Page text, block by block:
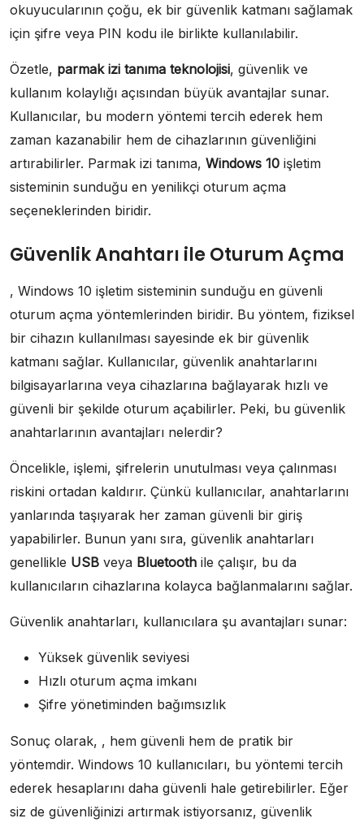
okuyucularının çoğu, ek bir güvenlik katmanı sağlamak
için şifre veya PIN kodu ile birlikte kullanılabilir.
Özetle, parmak izi tanıma teknolojisi, güvenlik ve
kullanım kolaylığı açısından büyük avantajlar sunar.
Kullanıcılar, bu modern yöntemi tercih ederek hem
zaman kazanabilir hem de cihazlarının güvenliğini
artırabilirler. Parmak izi tanıma, Windows 10 işletim
sisteminin sunduğu en yenilikçi oturum açma
seçeneklerinden biridir.
Güvenlik Anahtarı ile Oturum Açma
, Windows 10 işletim sisteminin sunduğu en güvenli
oturum açma yöntemlerinden biridir. Bu yöntem, fiziksel
bir cihazın kullanılması sayesinde ek bir güvenlik
katmanı sağlar. Kullanıcılar, güvenlik anahtarlarını
bilgisayarlarına veya cihazlarına bağlayarak hızlı ve
güvenli bir şekilde oturum açabilirler. Peki, bu güvenlik
anahtarlarının avantajları nelerdir?
Öncelikle, işlemi, şifrelerin unutulması veya çalınması
riskini ortadan kaldırır. Çünkü kullanıcılar, anahtarlarını
yanlarında taşıyarak her zaman güvenli bir giriş
yapabilirler. Bunun yanı sıra, güvenlik anahtarları
genellikle USB veya Bluetooth ile çalışır, bu da
kullanıcıların cihazlarına kolayca bağlanmalarını sağlar.
Güvenlik anahtarları, kullanıcılara şu avantajları sunar:
Yüksek güvenlik seviyesi
Hızlı oturum açma imkanı
Şifre yönetiminden bağımsızlık
Sonuç olarak, , hem güvenli hem de pratik bir
yöntemdir. Windows 10 kullanıcıları, bu yöntemi tercih
ederek hesaplarını daha güvenli hale getirebilirler. Eğer
siz de güvenliğinizi artırmak istiyorsanız, güvenlik